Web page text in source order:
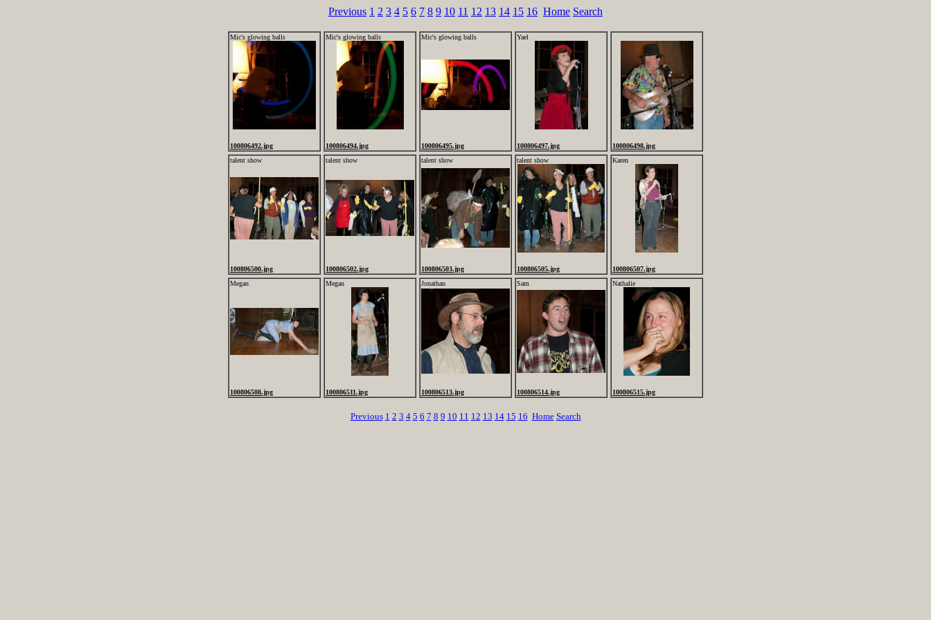
Previous 1 2 3 4 5 6 7 8 9 10 11 12 13 14 15 16 Home Search
Mic's glowing balls
100806492.jpg
Mic's glowing balls
100806494.jpg
Mic's glowing balls
100806495.jpg
Yael
100806497.jpg
100806498.jpg
talent show
100806500.jpg
talent show
100806502.jpg
talent show
100806503.jpg
talent show
100806505.jpg
Karen
100806507.jpg
Megan
100806508.jpg
Megan
100806511.jpg
Jonathan
100806513.jpg
Sam
100806514.jpg
Nathalie
100806515.jpg
Previous 1 2 3 4 5 6 7 8 9 10 11 12 13 14 15 16 Home Search